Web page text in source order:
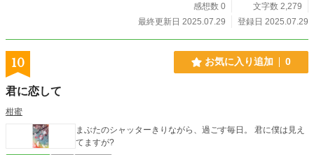
感想数 0
文字数 2,279
最終更新日 2025.07.29
登録日 2025.07.29
10 お気に入り追加 0
君に恋して
柑蜜
まぶたのシャッターきりながら、過ごす毎日。 君に僕は見え
てますが?